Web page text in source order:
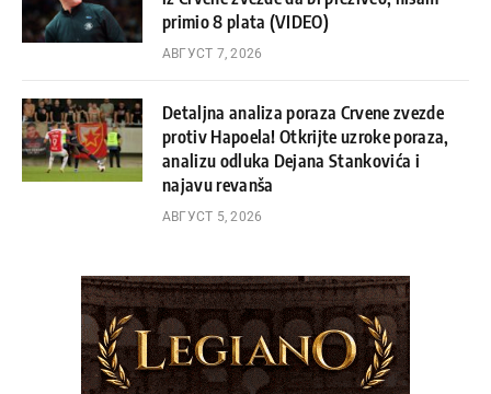
primio 8 plata (VIDEO)
АВГУСТ 7, 2026
Detaljna analiza poraza Crvene zvezde
protiv Hapoela! Otkrijte uzroke poraza,
analizu odluka Dejana Stankovića i
najavu revanša
АВГУСТ 5, 2026